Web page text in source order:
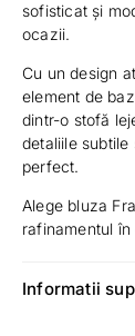
sofisticat și
ocazii.
Cu un design
element de
dintr-o stofă
detaliile
perfect.
Alege bluza
rafinamentul
Informatii